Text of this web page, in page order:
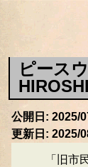
ピース
公開日: 2025/
更新日: 2025/
「旧市